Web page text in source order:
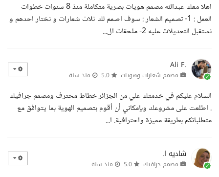
اهلا معك عبدالله مصمم هويات بصرية متكاملة منذ 8 سنوات خطوات
العمل : 1- تصميم الشعار : سوف اصمم لك ثلاث شعارات و نختار احدهم و
نستقبل التعديلات عليه 2- ملحقات ال...
Ali F.
مصمم شعارات وهويات منذ سنة
السلام عليكم في خدمتك علي من الجزائر خطاط محترف ومصمم جرافيك
. اطلعت على مشروعك وبإمكاني أن أقوم بتصميم الهوية بما يتوافق مع
متطلباتكم بطريقة مميزة واحترافية. ا...
شاديه ا.
مصمم جرافيك منذ سنة